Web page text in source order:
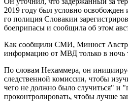
2019 году был условно
го полиция Словакии
боеприпасы и сообщила об этом
Как сообщили СМИ, Минюст
информацию от МВД только в ночь
По словам Нехаммера, он
следственной комиссии, чтобы
чего не должно было случиться" и
проконтролировать, чтобы лучше